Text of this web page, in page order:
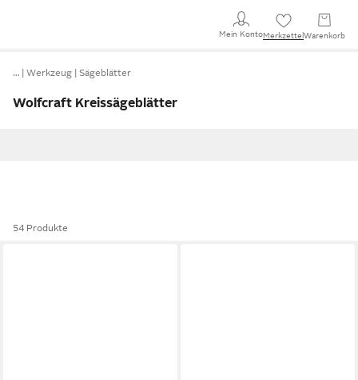
Mein KontoMerkzettel Warenkorb
… Werkzeug Sägeblätter
Wolfcraft Kreissägeblätter
54 Produkte